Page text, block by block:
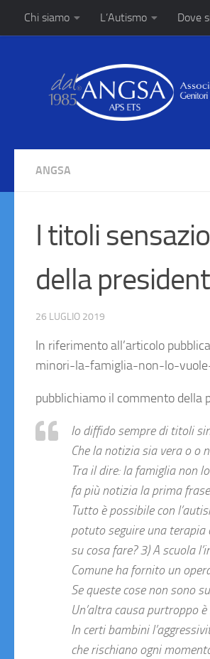
Salta al contenuto
Chi siamo L’Autismo Dove
ANGSA
I titoli
della
26 LUGLIO 2019
In riferimento all’articolo
minori-la-famiglia-non-lo-
pubblichiamo il commento della
Io diffido sempre di titoli
Che la notizia sia vera o o
Tra il dire: la famiglia non
fa più notizia la prima
Tutto è possibile con
potuto seguire una terapia
su cosa fare? 3) A scuola
Comune ha fornito un
Se queste cose non sono
Un’altra causa purtroppo
In certi bambini
che rischiano ogni